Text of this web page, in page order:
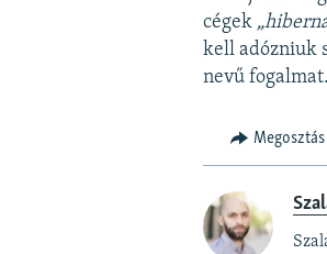
cégek
kell adózniuk
nevű
Megosztás